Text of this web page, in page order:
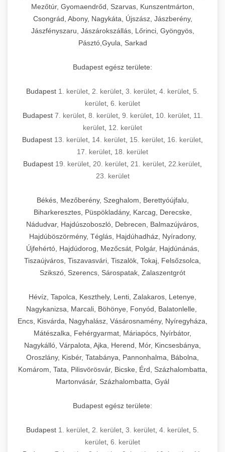
Mezőtúr, Gyomaendrőd, Szarvas, Kunszentmárton,
Csongrád, Abony, Nagykáta, Újszász, Jászberény,
Jászfényszaru, Jászárokszállás, Lőrinci, Gyöngyös,
Pásztó,Gyula, Sarkad
Budapest egész területe:
Budapest 1. kerület 2. kerület 3. kerület 4. kerület 5.
kerület 6. kerület
Budapest 7. kerület, 8. kerület, 9. kerület, 10. kerület, 11.
kerület 12. kerület
Budapest 13. kerület 14. kerület 15. kerület 16. kerület
17. kerület 18. kerület
Budapest 19. kerület 20. kerület 21. kerület 22.kerület
23. kerület
Békés, Mezőberény, Szeghalom, Berettyóújfalu,
Biharkeresztes, Püspökladány, Karcag, Derecske,
Nádudvar, Hajdúszoboszló, Debrecen, Balmazújváros,
Hajdúböszörmény, Téglás, Hajdúhadház, Nyíradony,
Újfehértó, Hajdúdorog, Mezőcsát, Polgár, Hajdúnánás,
Tiszaújváros, Tiszavasvári, Tiszalök, Tokaj, Felsőzsolca,
Szikszó, Szerencs, Sárospatak, Zalaszentgrót
Hévíz, Tapolca, Keszthely, Lenti, Zalakaros, Letenye,
Nagykanizsa, Marcali, Böhönye, Fonyód, Balatonlelle,
Encs, Kisvárda, Nagyhalász, Vásárosnamény, Nyíregyháza,
Mátészalka, Fehérgyarmat, Máriapócs, Nyírbátor,
Nagykálló, Várpalota, Ajka, Herend, Mór, Kincsesbánya,
Oroszlány, Kisbér, Tatabánya, Pannonhalma, Bábolna,
Komárom, Tata, Pilisvörösvár, Bicske, Érd, Százhalombatta,
Martonvásár, Százhalombatta, Gyál
Budapest egész területe:
Budapest 1. kerület 2. kerület 3. kerület 4. kerület 5.
kerület 6. kerület